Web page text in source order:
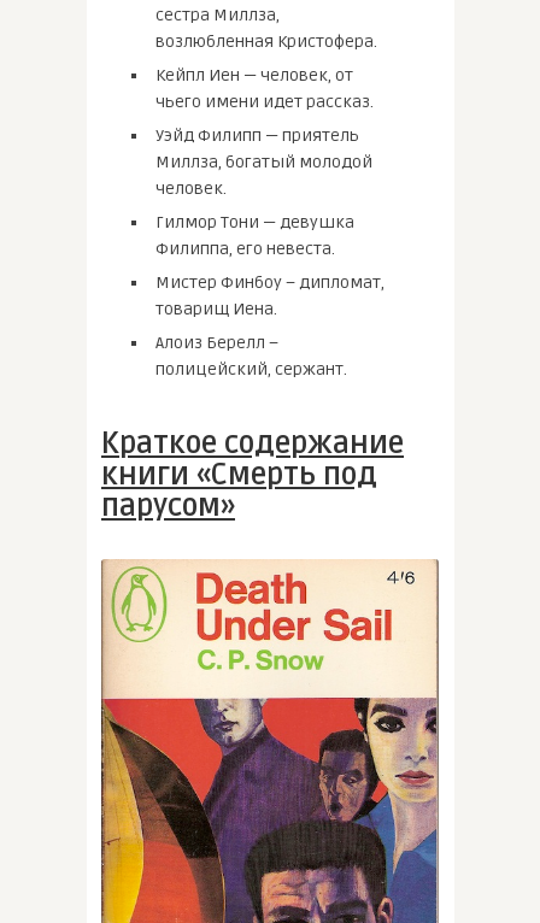
сестра Миллза,
возлюбленная Кристофера.
Кейпл Иен — человек, от
чьего имени идет рассказ.
Уэйд Филипп — приятель
Миллза, богатый молодой
человек.
Гилмор Тони — девушка
Филиппа, его невеста.
Мистер Финбоу – дипломат,
товарищ Иена.
Алоиз Берелл –
полицейский, сержант.
Краткое содержание
книги «Смерть под
парусом»